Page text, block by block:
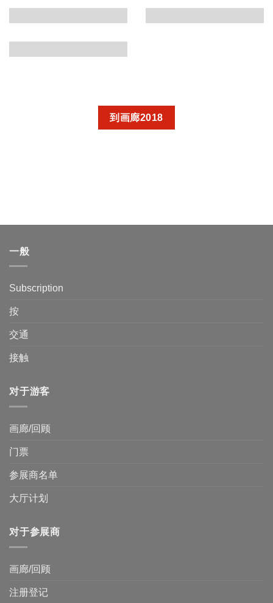
到画廊2018
一般
Subscription
按
交通
接触
对于游客
画廊/回顾
门票
参展商名单
大厅计划
对于参展商
画廊/回顾
注册登记